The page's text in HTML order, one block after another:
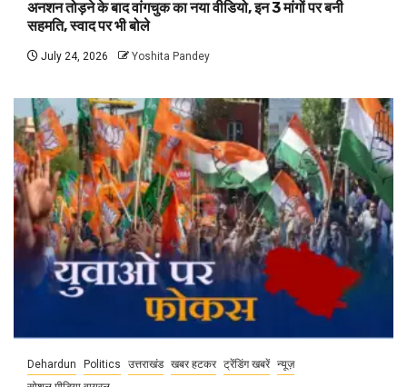
अनशन तोड़ने के बाद वांगचुक का नया वीडियो, इन 3 मांगों पर बनी
सहमति, स्वाद पर भी बोले
July 24, 2026 Yoshita Pandey
Dehardun Politics उत्तराखंड खबर हटकर ट्रेंडिंग खबरें न्यूज़